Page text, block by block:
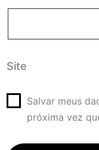
Site
Salvar meus
próxima vez